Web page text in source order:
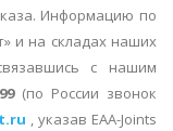
Информацию по
и на складах наших
с нашим
(по России звонок
, указав EAA-Joints